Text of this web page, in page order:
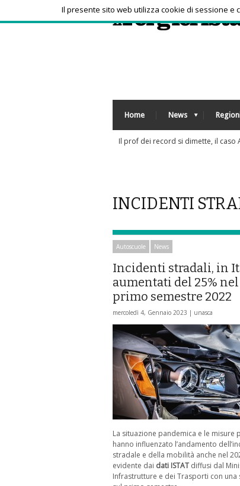
Home News
Sorpresa a Montreal, Zverev subito
INCIDENTI
Autoscuole News
Incidenti stradali, in
aumentati del 25%
primo semestre 2022
mercoledì 4, Gennaio 2023 | unasca
La situazione pandemica e le misure
hanno influenzato l’andamento
stradale e della mobilità anche nel
evidente dai dati ISTAT diffusi dal
Infrastrutture e dei Trasporti con una
Il presente sito web utilizza cookie di sessione